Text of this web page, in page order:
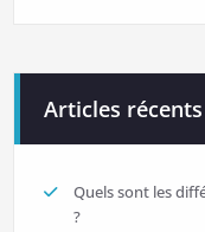
Articles récents
Quels sont les
?